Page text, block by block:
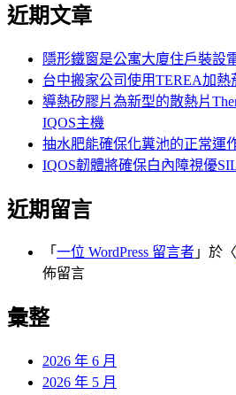
近期文章
隱形鐵窗是公寓大廈住戶裝設
台中搬家公司使用TEREA加
導熱矽膠片為新型的散熱片
IQOS主機
抽水肥能確保化糞池的正常運
IQOS韌體將確保白內障視優
近期留言
「 一位 WordPress 留言者 」於〈
佈留言
彙整
2026 年 6 月
2026 年 5 月